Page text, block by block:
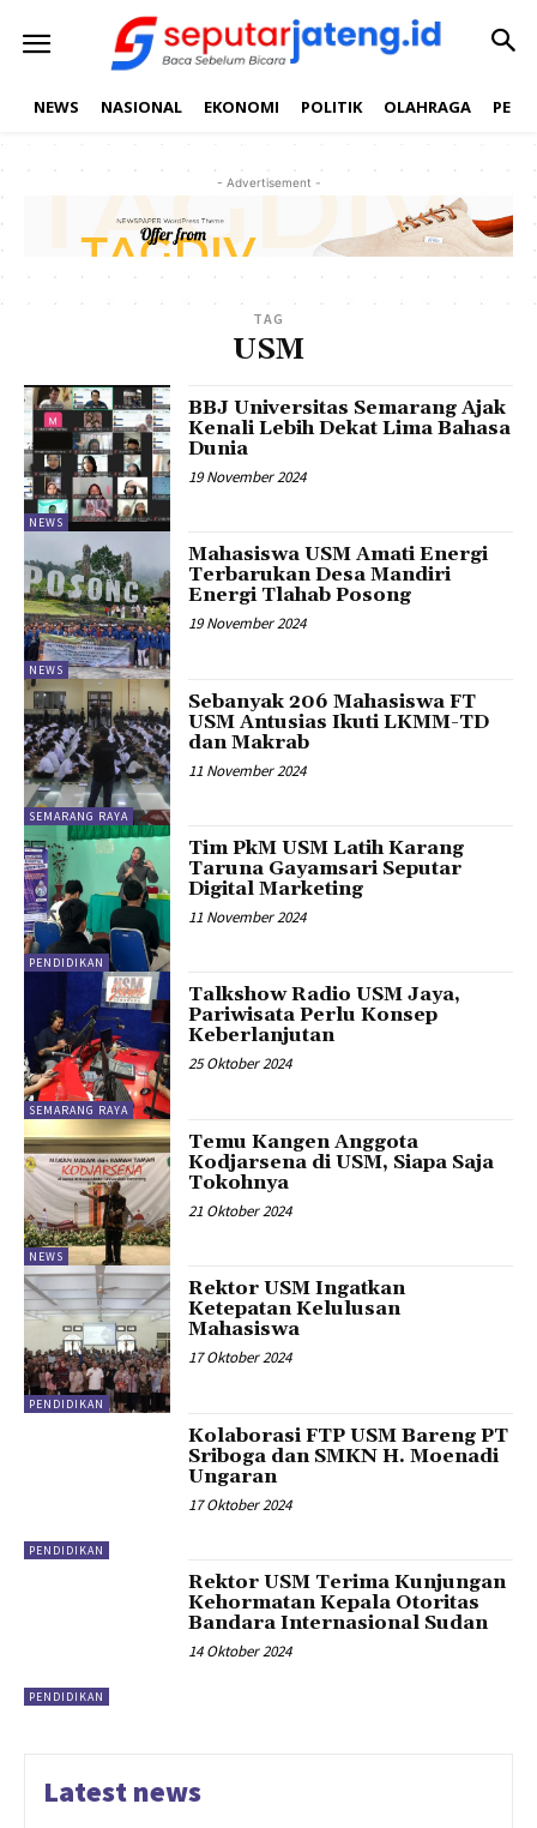
NEWS NASIONAL EKONOMI POLITIK OLAHRAGA
- Advertisement -
TAG
USM
NEWS
BBJ Universitas Semarang Ajak
Kenali Lebih Dekat Lima Bahasa
Dunia
19 November 2024
NEWS
Mahasiswa USM Amati Energi
Terbarukan Desa Mandiri
Energi Tlahab Posong
19 November 2024
SEMARANG RAYA
Sebanyak 206 Mahasiswa FT
USM Antusias Ikuti LKMM-TD
dan Makrab
11 November 2024
PENDIDIKAN
Tim PkM USM Latih Karang
Taruna Gayamsari Seputar
Digital Marketing
11 November 2024
SEMARANG RAYA
Talkshow Radio USM Jaya,
Pariwisata Perlu Konsep
Keberlanjutan
25 Oktober 2024
NEWS
Temu Kangen Anggota
Kodjarsena di USM, Siapa Saja
Tokohnya
21 Oktober 2024
PENDIDIKAN
Rektor USM Ingatkan
Ketepatan Kelulusan
Mahasiswa
17 Oktober 2024
PENDIDIKAN
Kolaborasi FTP USM Bareng PT
Sriboga dan SMKN H. Moenadi
Ungaran
17 Oktober 2024
PENDIDIKAN
Rektor USM Terima Kunjungan
Kehormatan Kepala Otoritas
Bandara Internasional Sudan
14 Oktober 2024
Latest news